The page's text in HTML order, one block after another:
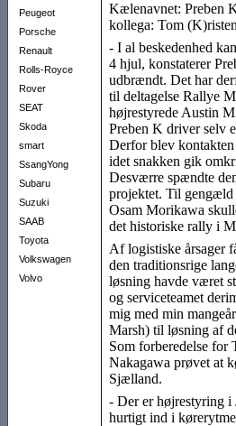
Peugeot
Porsche
Renault
Rolls-Royce
Rover
SEAT
Skoda
smart
SsangYong
Subaru
Suzuki
SAAB
Toyota
Volkswagen
Volvo
Kælenavnet: Preben
kollega: Tom
- I al beskedenhed
4 hjul, konstaterer
udbrændt. Det har
til deltagelse Rallye
højrestyrede Austin
Preben K driver selv
Derfor blev
idet snakken gik
Desværre spændte
projektet. Til gengæld
Osam Morikawa
det historiske rally i
Af logistiske årsager
den traditionsrige
løsning havde været
og serviceteamet
mig med min
Marsh) til løsning af
Som forberedelse for
Nakagawa prøvet at
Sjælland.
- Der er højrestyring i
hurtigt ind i